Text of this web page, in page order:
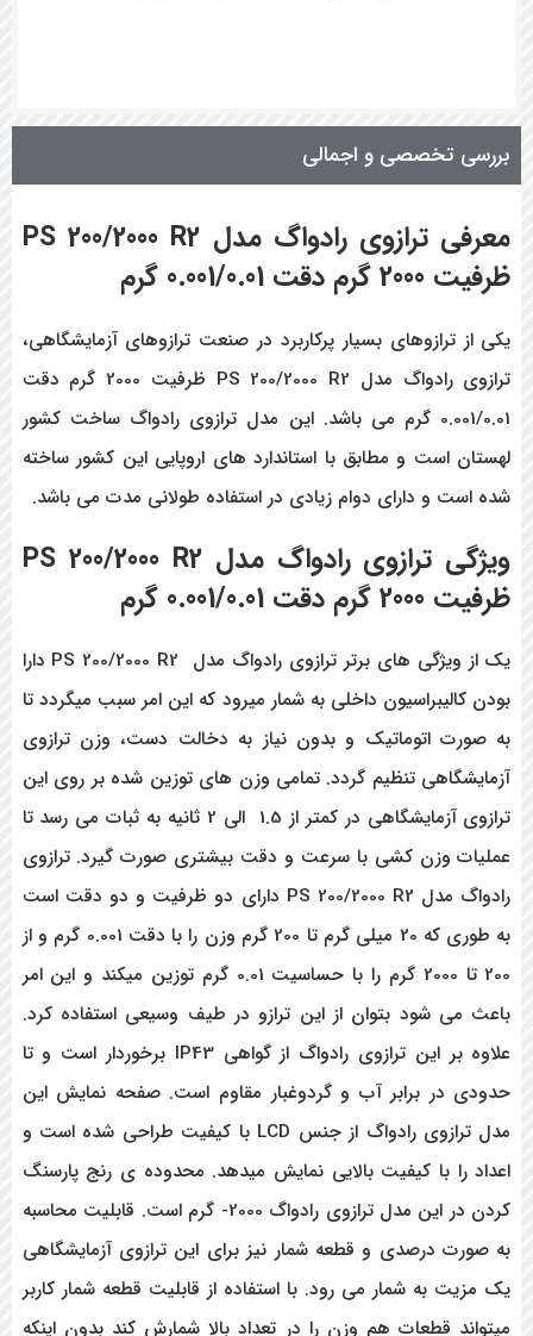
بررسی تخصصی و اجمالی
معرفی ترازوی رادواگ مدل PS 200/2000 R2
ظرفیت 2000 گرم دقت 0.001/0.01 گرم
یکی از ترازوهای بسیار پرکاربرد در صنعت ترازوهای آزمایشگاهی،
ترازوی رادواگ مدل PS 200/2000 R2 ظرفیت 2000 گرم دقت
0.001/0.01 گرم می باشد. این مدل ترازوی رادواگ ساخت کشور
لهستان است و مطابق با استاندارد های اروپایی این کشور ساخته
شده است و دارای دوام زیادی در استفاده طولانی مدت می باشد.
ویژگی ترازوی رادواگ مدل PS 200/2000 R2
ظرفیت 2000 گرم دقت 0.001/0.01 گرم
یک از ویژگی های برتر ترازوی رادواگ مدل PS 200/2000 R2 دارا
بودن کالیبراسیون داخلی به شمار میرود که این امر سبب میگردد تا
به صورت اتوماتیک و بدون نیاز به دخالت دست، وزن ترازوی
آزمایشگاهی تنظیم گردد. تمامی وزن های توزین شده بر روی این
ترازوی آزمایشگاهی در کمتر از 1.5 الی 2 ثانیه به ثبات می رسد تا
عملیات وزن کشی با سرعت و دقت بیشتری صورت گیرد. ترازوی
رادواگ مدل PS 200/2000 R2 دارای دو ظرفیت و دو دقت است
به طوری که 20 میلی گرم تا 200 گرم وزن را با دقت 0.001 گرم و از
200 تا 2000 گرم را با حساسیت 0.01 گرم توزین میکند و این امر
باعث می شود بتوان از این ترازو در طیف وسیعی استفاده کرد.
علاوه بر این ترازوی رادواگ از گواهی IP43 برخوردار است و تا
حدودی در برابر آب و گردوغبار مقاوم است. صفحه نمایش این
مدل ترازوی رادواگ از جنس LCD با کیفیت طراحی شده است و
اعداد را با کیفیت بالایی نمایش میدهد. محدوده ی رنج پارسنگ
کردن در این مدل ترازوی رادواگ 2000- گرم است. قابلیت محاسبه
به صورت درصدی و قطعه شمار نیز برای این ترازوی آزمایشگاهی
یک مزیت به شمار می رود. با استفاده از قابلیت قطعه شمار کاربر
میتواند قطعات هم وزن را در تعداد بالا شمارش کند بدون اینکه